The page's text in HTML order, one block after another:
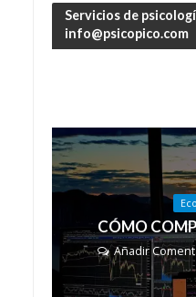
Servicios de
info@psicopico.com
CÓMO
Añadir